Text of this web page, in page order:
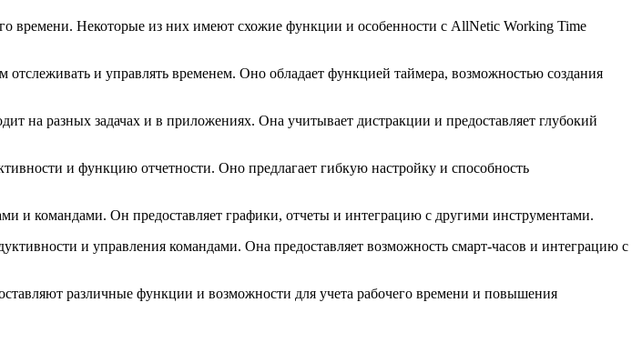
времени. Некоторые из них имеют схожие функции и особенности с AllNetic Working Time
и управлять временем. Оно обладает функцией таймера, возможностью создания
на разных задачах и в приложениях. Она учитывает дистракции и предоставляет глубокий
и функцию отчетности. Оно предлагает гибкую настройку и способность
и командами. Он предоставляет графики, отчеты и интеграцию с другими инструментами.
и управления командами. Она предоставляет возможность смарт-часов и интеграцию с
различные функции и возможности для учета рабочего времени и повышения